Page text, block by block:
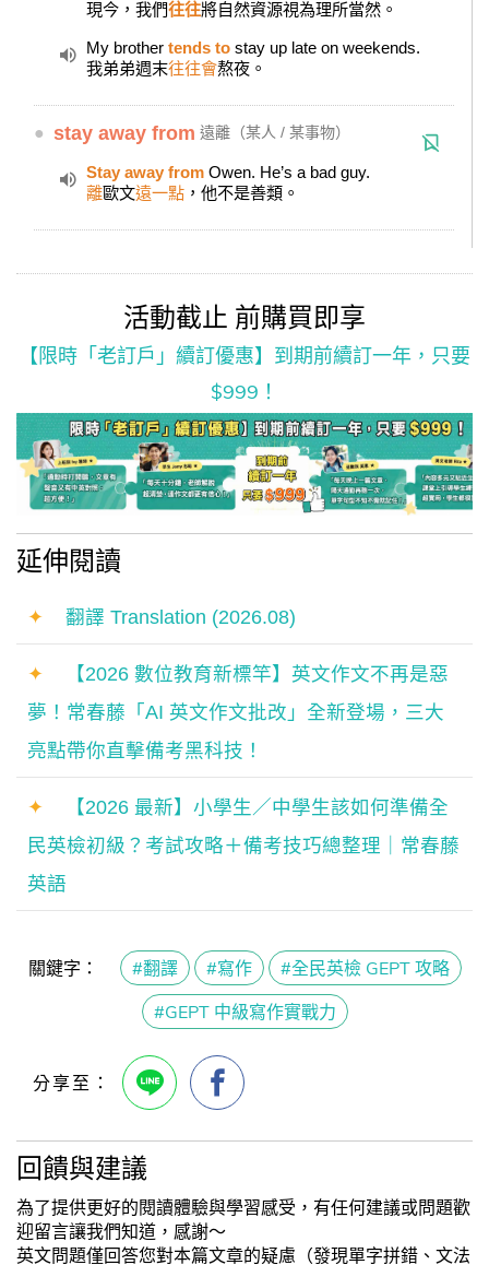
現今，我們往往將自然資源視為理所當然。
My brother tends to stay up late on weekends.
我弟弟週末往往會熬夜。
● stay away from 遠離（某人 / 某事物）
Stay away from Owen. He’s a bad guy.
離歐文遠一點 ，他不是善類。
活動截止 前購買即享
【限時「老訂戶」續訂優惠】到期前續訂一年，只要
$999！
延伸閱讀
✦ 翻譯 Translation (2026.08)
✦
【2026 數位教育新標竿】英文作文不再是惡
夢！常春藤「AI 英文作文批改」全新登場，三大
亮點帶你直擊備考黑科技！
✦
【2026 最新】小學生／中學生該如何準備全
民英檢初級？考試攻略＋備考技巧總整理｜常春藤
英語
關鍵字： #翻譯 #寫作
#全民英檢 GEPT 攻略
#GEPT 中級寫作實戰力
回饋與建議
為了提供更好的閱讀體驗與學習感受，有任何建議或問題歡
迎留言讓我們知道，感謝～
英文問題僅回答您對本篇文章的疑慮（發現單字拼錯、文法